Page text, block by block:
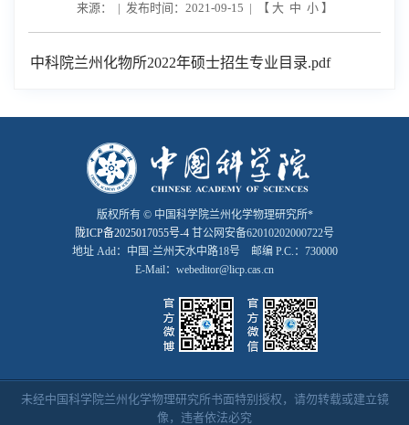
来源： | 发布时间：2021-09-15 | 【 大 中 小】
中科院兰州化物所2022年硕士招生专业目录.pdf
版权所有 © 中国科学院兰州化学物理研究所*
陇ICP备2025017055号-4 甘公网安备62010202000722号
地址 Add：中国·兰州天水中路18号 邮编 P.C.：730000
E-Mail：webeditor@licp.cas.cn
未经中国科学院兰州化学物理研究所书面特别授权，请勿转载或建立镜
像，违者依法必究